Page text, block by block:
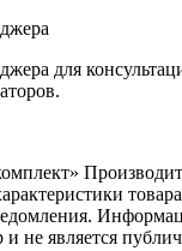
для
и не является